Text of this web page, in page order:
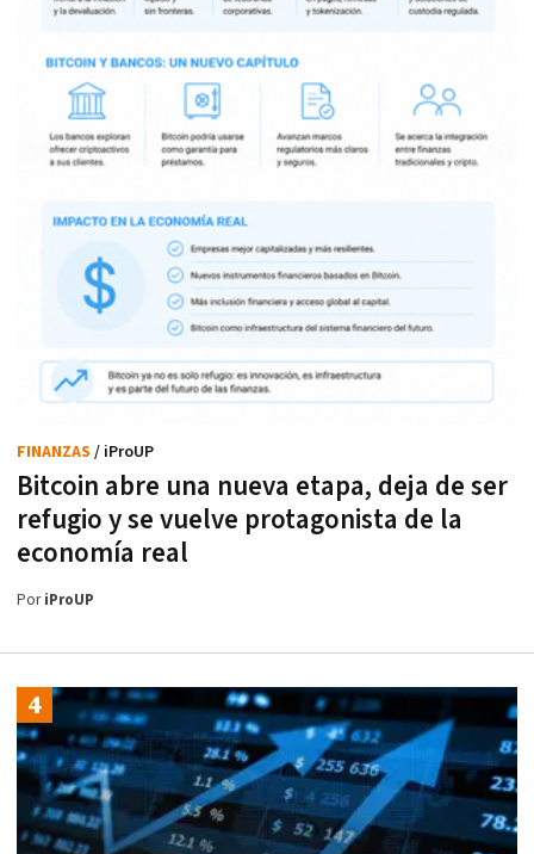
Bitcoin abre una nueva etapa, deja de ser
refugio y se vuelve protagonista de la
economía real
FINANZAS / iProUP
PoriProUP